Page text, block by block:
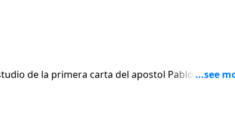
de la primera carta del apostol Pablo a los
siendo el punto mas apasionado de toda su carta.